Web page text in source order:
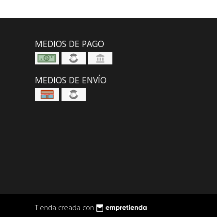
MEDIOS DE PAGO
MEDIOS DE ENVÍO
Tienda creada con